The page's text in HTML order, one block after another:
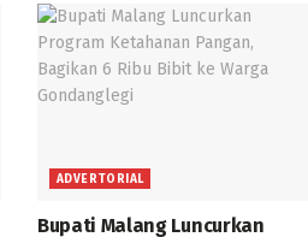
ADVERTORIAL
Bupati Malang Luncurkan